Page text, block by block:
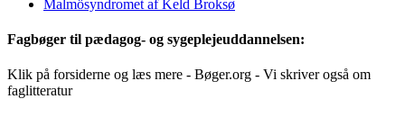
Malmösyndromet af Keld Broksø
Fagbøger til pædagog- og sygeplejeuddannelsen:
Klik på forsiderne og læs mere - Bøger.org - Vi skriver også om
faglitteratur